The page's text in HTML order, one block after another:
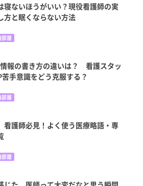
寝ないほうがいい？現役看護師の実
方と眠くならない方法
部屋
報の書き方の違いは？ 看護スタッ
手意識をどう克服する？
部屋
看護師必見！よく使う医療略語・専
部屋